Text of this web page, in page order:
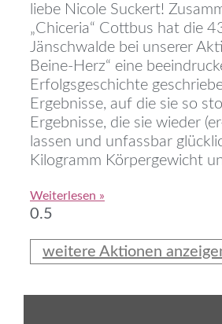
liebe Nicole Suckert!
„Chiceria“ Cottbus hat die
Jänschwalde bei unserer
Beine-Herz“ eine
Erfolgsgeschichte
Ergebnisse, auf die sie so
Ergebnisse, die sie wieder
lassen und unfassbar
Kilogramm Körpergewicht
Weiterlesen »
weitere Aktionen